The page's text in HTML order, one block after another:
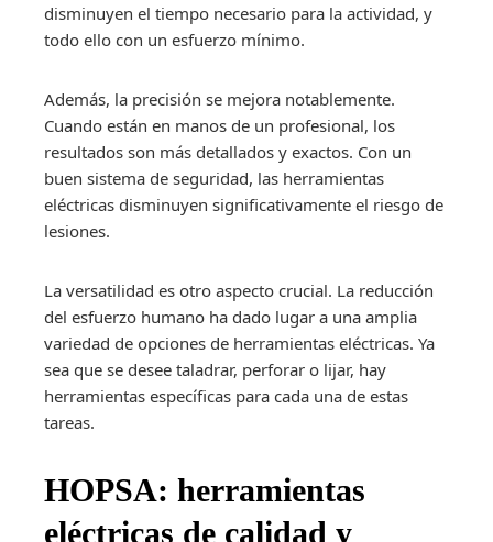
disminuyen el tiempo necesario para la actividad, y
todo ello con un esfuerzo mínimo.
Además, la precisión se mejora notablemente.
Cuando están en manos de un profesional, los
resultados son más detallados y exactos. Con un
buen sistema de seguridad, las herramientas
eléctricas disminuyen significativamente el riesgo de
lesiones.
La versatilidad es otro aspecto crucial. La reducción
del esfuerzo humano ha dado lugar a una amplia
variedad de opciones de herramientas eléctricas. Ya
sea que se desee taladrar, perforar o lijar, hay
herramientas específicas para cada una de estas
tareas.
HOPSA: herramientas
eléctricas de calidad y